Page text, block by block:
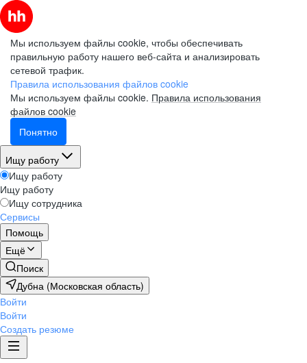
Мы используем файлы cookie, чтобы обеспечивать
правильную работу нашего веб-сайта и анализировать
сетевой трафик.
Правила использования файлов cookie
Мы используем файлы cookie. Правила использования
файлов cookie
Понятно
Ищу работу
Ищу работу
Ищу работу
Ищу сотрудника
Сервисы
Помощь
Ещё
Поиск
Дубна (Московская область)
Войти
Войти
Создать резюме